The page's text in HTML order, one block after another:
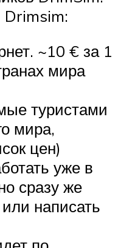
Drimsim:
~10 € за 1
мира
туристами
мира,
цен)
уже в
сразу же
или написать